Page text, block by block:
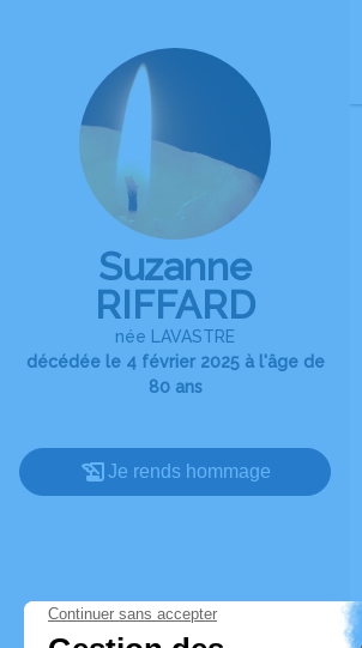
Suzanne
RIFFARD
née LAVASTRE
décédée le 4 février 2025 à l'âge de
80 ans
Je rends hommage